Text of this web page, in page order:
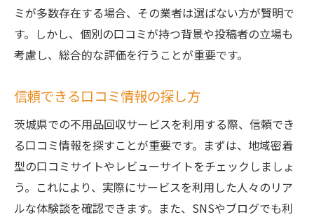
ミが多数存在する場合、その業者は選ばない方が賢明で
す。しかし、個別の口コミが持つ背景や投稿者の立場も
考慮し、総合的な評価を行うことが重要です。
信頼できる口コミ情報の探し方
茨城県での不用品回収サービスを利用する際、信頼でき
る口コミ情報を探すことが重要です。まずは、地域密着
型の口コミサイトやレビューサイトをチェックしましょ
う。これにより、実際にサービスを利用した人々のリア
ルな体験談を確認できます。また、SNSやブログでも利